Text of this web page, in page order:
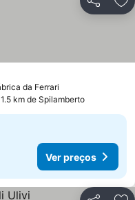
Partilhar
da Ferrari
km de Spilamberto
Ver preços